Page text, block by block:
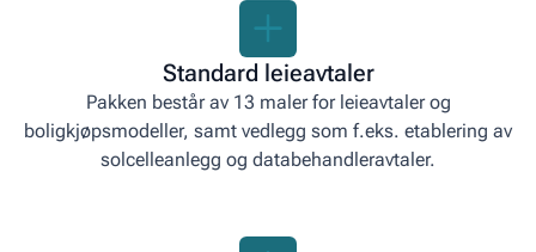
Standard leieavtaler
Pakken består av 13 maler for leieavtaler og
boligkjøpsmodeller, samt vedlegg som f.eks. etablering av
solcelleanlegg og databehandleravtaler.